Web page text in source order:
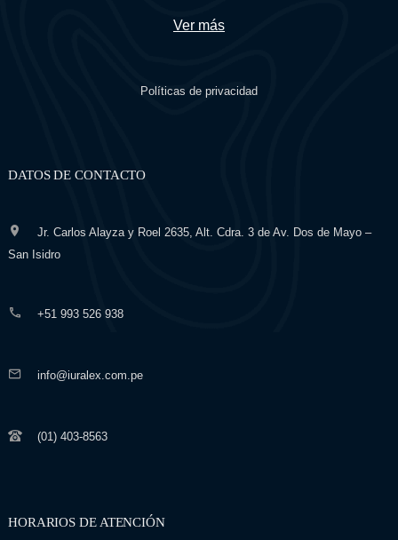
Ver más
Políticas de privacidad
DATOS DE CONTACTO
Jr. Carlos Alayza y Roel 2635, Alt. Cdra. 3 de Av. Dos de Mayo –
San Isidro
+51 993 526 938
info@iuralex.com.pe
(01) 403-8563
HORARIOS DE ATENCIÓN